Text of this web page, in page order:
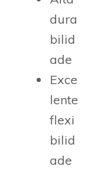
dura
bilid
ade
Exce
lente
flexi
bilid
ade